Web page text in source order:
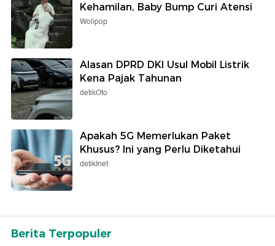
Kehamilan, Baby Bump Curi Atensi
Wolipop
Alasan DPRD DKI Usul Mobil Listrik
Kena Pajak Tahunan
detikOto
Apakah 5G Memerlukan Paket
Khusus? Ini yang Perlu Diketahui
detikInet
Berita Terpopuler